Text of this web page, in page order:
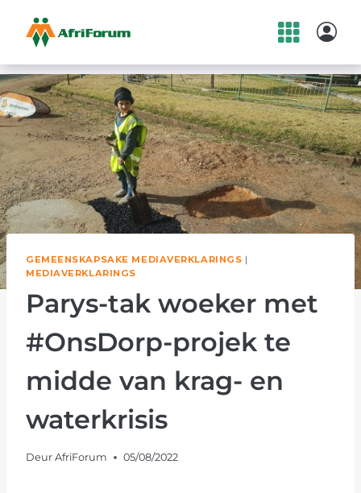
to
content
GEMEENSKAPSAKE MEDIAVERKLARINGS |
MEDIAVERKLARINGS
Parys-tak woeker met
#OnsDorp-projek te
midde van krag- en
waterkrisis
Deur AfriForum 05/08/2022